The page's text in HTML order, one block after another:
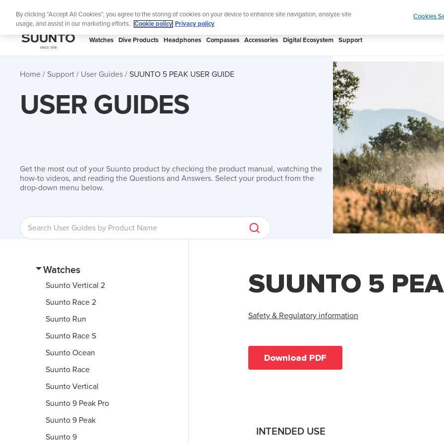
Lightweight sports watch designed for runners Shop
SUUNTO
Watches Dive Products Headphones Compasses Accessories Digital Ecosystem Support
Home Support User Guides SUUNTO 5 PEAK USER GUIDE
USER GUIDES
Get the most out of your Suunto product by checking the product manual, watching the
how-to videos, and reading the Questions and Answers. Select your product from the
drop-down menu below.
Watches
Suunto Vertical 2
Suunto Race 2
Suunto Run
Suunto Race S
Suunto Ocean
Suunto Race
Suunto Vertical
Suunto 9 Peak Pro
Suunto 9 Peak
Suunto 9
SUUNTO 5
Safety & Regulatory information
Download PDF
INTENDED USE
By clicking “Accept All Cookies”, you agree to the storing of cookies on your device to enhance site navigation, analyze site
usage, and assist in our marketing efforts.
Cookie policy Privacy policy
Cookies